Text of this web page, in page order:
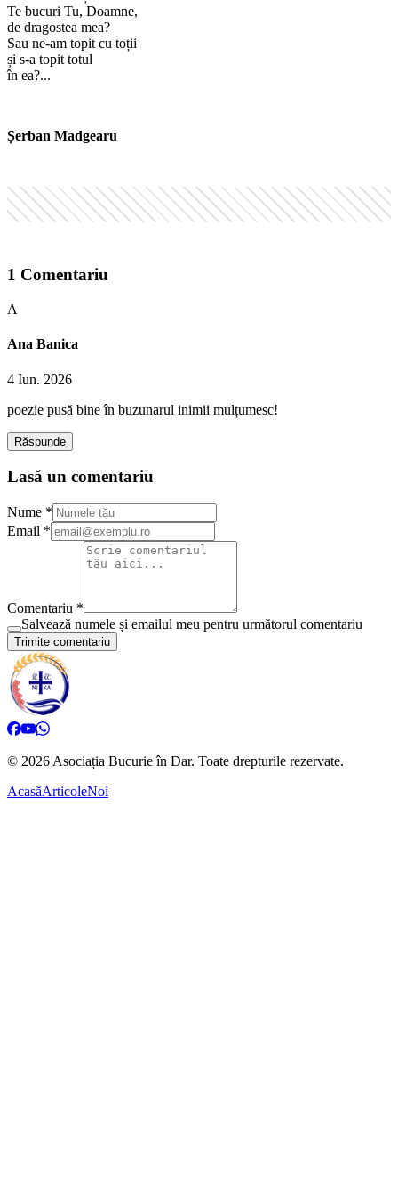
Te bucuri Tu, Doamne,
de dragostea mea?
Sau ne-am topit cu toții
și s-a topit totul
în ea?...
Șerban Madgearu
1 Comentariu
A
Ana Banica
4 Iun. 2026
poezie pusă bine în buzunarul inimii mulțumesc!
Răspunde
Lasă un comentariu
Nume *
Email *
Comentariu *
Salvează numele și emailul meu pentru următorul comentariu
Trimite comentariu
© 2026 Asociația Bucurie în Dar. Toate drepturile rezervate.
AcasăArticoleNoi